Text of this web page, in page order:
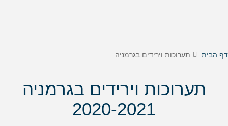
דף הבית תערוכות וירידים בגרמניה
תערוכות וירידים בגרמניה
2020-2021